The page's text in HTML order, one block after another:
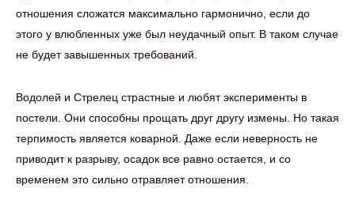
отношения сложатся максимально гармонично, если до
этого у влюбленных уже был неудачный опыт. В таком случае
не будет завышенных требований.
Водолей и Стрелец страстные и любят эксперименты в
постели. Они способны прощать друг другу измены. Но такая
терпимость является коварной. Даже если неверность не
приводит к разрыву, осадок все равно остается, и со
временем это сильно отравляет отношения.